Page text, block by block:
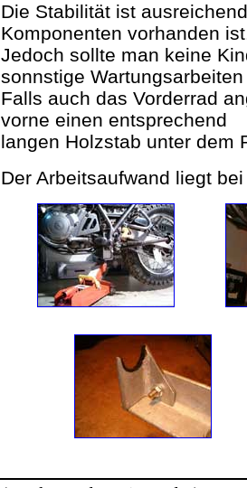
Die Stabilität ist
Komponenten vorhanden
Jedoch sollte man keine
sonnstige
Falls auch das Vorderrad
vorne einen entsprechend
langen Holzstab unter dem
Der Arbeitsaufwand liegt